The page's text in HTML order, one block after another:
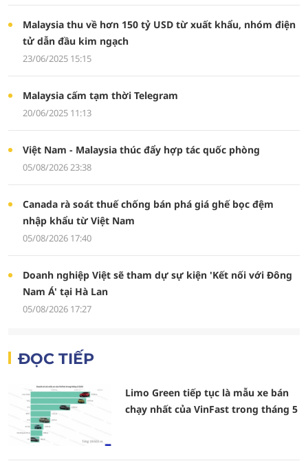
Malaysia thu về hơn 150 tỷ USD từ xuất khẩu, nhóm điện
tử dẫn đầu kim ngạch
23/06/2025 15:15
Malaysia cấm tạm thời Telegram
20/06/2025 11:13
Việt Nam - Malaysia thúc đẩy hợp tác quốc phòng
05/08/2026 23:38
Canada rà soát thuế chống bán phá giá ghế bọc đệm
nhập khẩu từ Việt Nam
05/08/2026 17:40
Doanh nghiệp Việt sẽ tham dự sự kiện 'Kết nối với Đông
Nam Á' tại Hà Lan
05/08/2026 17:27
ĐỌC TIẾP
Limo Green tiếp tục là mẫu xe bán
chạy nhất của VinFast trong tháng 5